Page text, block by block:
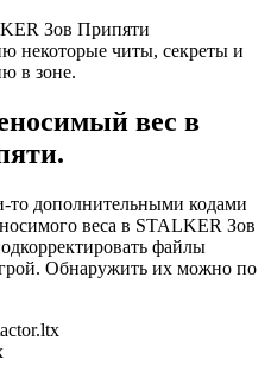
Зов Припяти
некоторые читы, секреты и
в зоне.
вес в
то дополнительными кодами
веса в STALKER Зов
файлы
Обнаружить их можно по